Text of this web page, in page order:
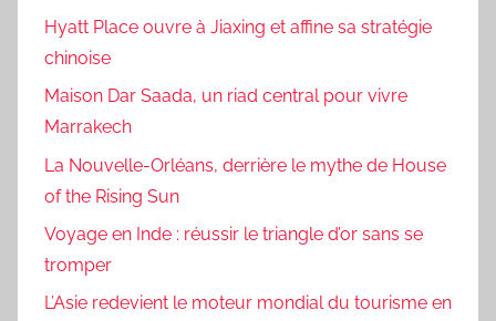
Hyatt Place ouvre à Jiaxing et affine sa stratégie
chinoise
Maison Dar Saada, un riad central pour vivre
Marrakech
La Nouvelle-Orléans, derrière le mythe de House
of the Rising Sun
Voyage en Inde : réussir le triangle d’or sans se
tromper
L’Asie redevient le moteur mondial du tourisme en